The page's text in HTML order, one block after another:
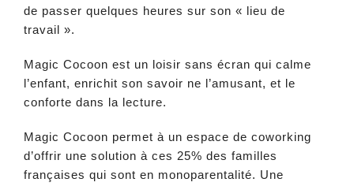
de passer quelques heures sur son « lieu de
travail ».
Magic Cocoon est un loisir sans écran qui calme
l’enfant, enrichit son savoir ne l’amusant, et le
conforte dans la lecture.
Magic Cocoon permet à un espace de coworking
d’offrir une solution à ces 25% des familles
françaises qui sont en monoparentalité. Une